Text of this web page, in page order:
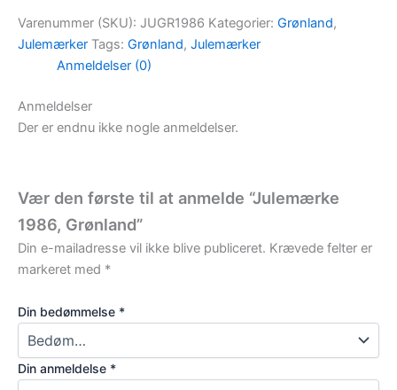
Varenummer (SKU): JUGR1986 Kategorier: Grønland,
Julemærker Tags: Grønland, Julemærker
Anmeldelser (0)
Anmeldelser
Der er endnu ikke nogle anmeldelser.
Vær den første til at anmelde “Julemærke
1986, Grønland”
Din e-mailadresse vil ikke blive publiceret. Krævede felter er
markeret med *
Din bedømmelse *
Din anmeldelse *